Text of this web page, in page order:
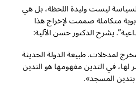
ليست وليدة اللحظة، بل هي
متكاملة صممت لإخراج هذا
يشرح الدكتور حسن الآلية:
لمدخلات. طبيعة الدولة الحديثة
في التدين مفهومها هو التدين
المسجد».